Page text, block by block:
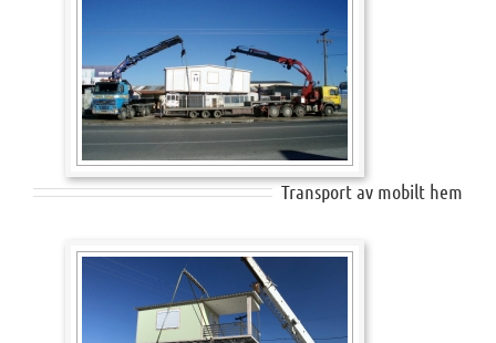
Transport av mobilt hem